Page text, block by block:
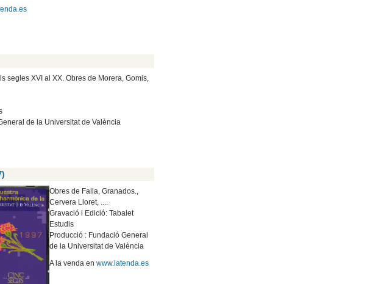
segles XVI al XX. Obres de Morera, Gomis,
de la Universitat de València
Obres de Falla, Granados.,
Cervera Lloret, ....
Gravació i Edició: Tabalet
Estudis
Producció : Fundació General
de la Universitat de València
A la venda en www.latenda.es